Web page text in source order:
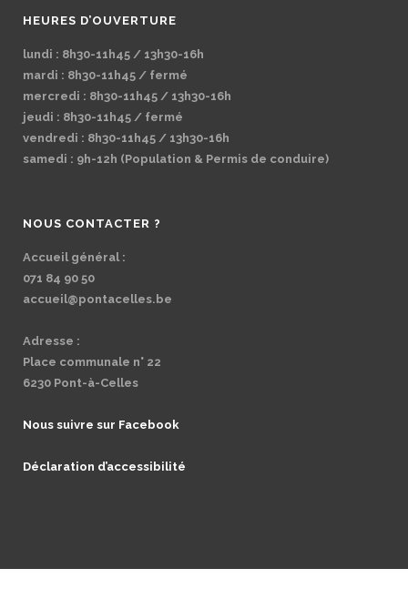
HEURES D’OUVERTURE
lundi : 8h30-11h45 / 13h30-16h
mardi : 8h30-11h45 / fermé
mercredi : 8h30-11h45 / 13h30-16h
jeudi : 8h30-11h45 / fermé
vendredi : 8h30-11h45 / 13h30-16h
samedi : 9h-12h (Population & Permis de conduire)
NOUS CONTACTER ?
Accueil général :
071 84 90 50
accueil@pontacelles.be
Adresse :
Place communale n° 22
6230 Pont-à-Celles
Nous suivre sur Facebook
Déclaration d’accessibilité